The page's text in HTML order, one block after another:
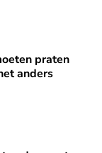
corona: 'We
praten
anders
praten